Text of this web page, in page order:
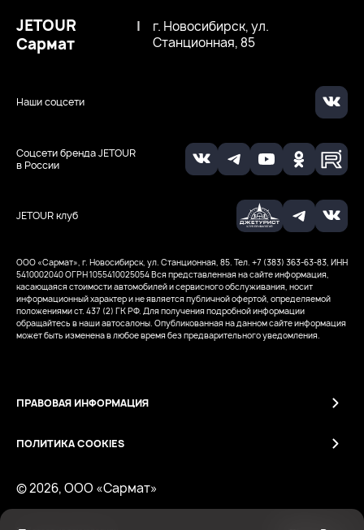
JETOUR клуб
Соцсети бренда JETOUR
в России
Наши соцсети
JETOUR
Сармат
|
г. Новосибирск, ул.
Станционная, 85
ООО «Сармат», г. Новосибирск, ул. Станционная, 85. Тел. +7 (383) 363-63-83, ИНН
5410002040ОГРН 1055410025054Вся представленная на сайте информация,
касающаяся стоимости автомобилей и сервисного обслуживания, носит
информационный характер и не является публичной офертой, определяемой
положениями ст. 437 (2) ГК РФ. Для получения подробной информации
обращайтесь в наши автосалоны. Опубликованная на данном сайте информация
может быть изменена в любое время без предварительного уведомления.
© 2026, ООО «Сармат»
ПРАВОВАЯ ИНФОРМАЦИЯ
ПОЛИТИКА COOKIES